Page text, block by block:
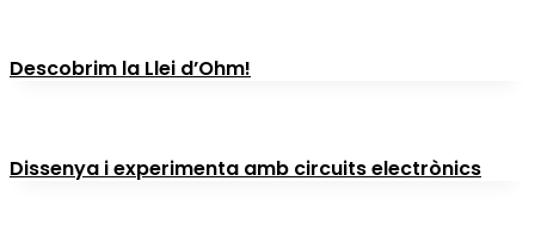
Descobrim la Llei d’Ohm!
Dissenya i experimenta amb circuits electrònics